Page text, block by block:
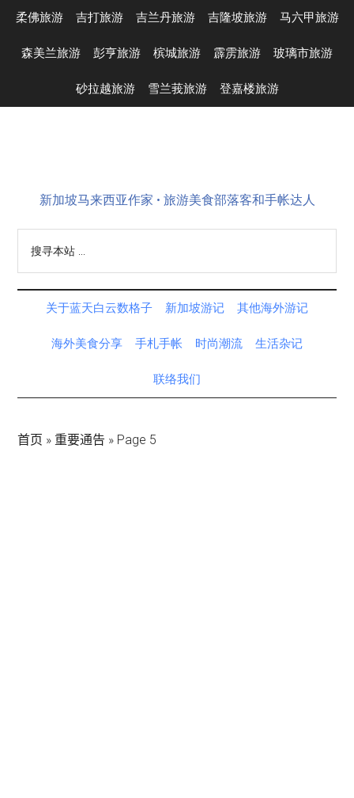
Skip
main
Skip
secondary
Skip
primary
Skip
footer
柔佛旅游 吉打旅游 吉兰丹旅游 吉隆坡旅游 马六甲旅游
森美兰旅游 彭亨旅游 槟城旅游 霹雳旅游 玻璃市旅游
砂拉越旅游 雪兰莪旅游 登嘉楼旅游
新加坡马来西亚作家 • 旅游美食部落客和手帐达人
关于蓝天白云数格子 新加坡游记 其他海外游记
海外美食分享 手札手帐 时尚潮流 生活杂记
联络我们
首页 » 重要通告 » Page 5